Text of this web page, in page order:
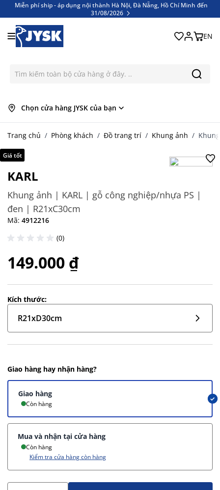
Miễn phí ship - áp dụng nội thành Hà Nội, Đà Nẵng, Hồ Chí Minh đến
31/08/2026
EN
Chọn cửa hàng JYSK của bạn
Trang chủ / Phòng khách / Đồ trang trí / Khung ảnh /
Giá tốt
KARL
Khung ảnh | KARL | gỗ công nghiệp/nhựa PS |
đen | R21xC30cm
Mã: 4912216
(0)
149.000 ₫
Kích thước:
R21xD30cm
Giao hàng hay nhận hàng?
Giao hàng
Còn hàng
Mua và nhận tại cửa hàng
Còn hàng
Kiểm tra cửa hàng còn hàng